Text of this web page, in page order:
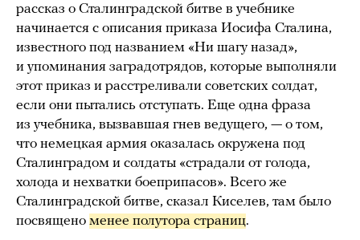
рассказ о Сталинградской битве в учебнике
начинается с описания приказа Иосифа Сталина,
известного под названием «Ни шагу назад»,
и упоминания заградотрядов, которые выполняли
этот приказ и расстреливали советских солдат,
если они пытались отступать. Еще одна фраза
из учебника, вызвавшая гнев ведущего, — о том,
что немецкая армия оказалась окружена под
Сталинградом и солдаты «страдали от голода,
холода и нехватки боеприпасов». Всего же
Сталинградской битве, сказал Киселев, там было
посвящено менее полутора страниц.